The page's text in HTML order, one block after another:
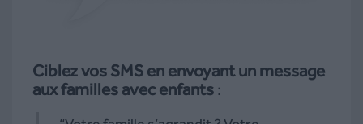
Ciblez vos SMS en envoyant un message
aux familles avec enfants :